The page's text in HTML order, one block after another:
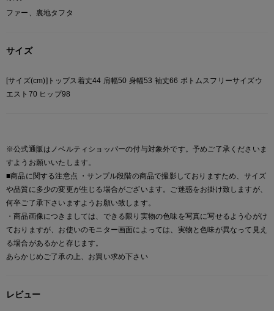
ファー、裏地タフタ
サイズ
[サイズ(cm)]トップス着丈44 肩幅50 身幅53 袖丈66 ボトムスフリーサイズウ
エスト70 ヒップ98
※公式通販はノベルティショッパーの付与対象外です。予めご了承くださいま
すようお願いいたします。
■商品に関する注意点 ・サンプル段階の商品で撮影しておりますため、サイズ
や品質に多少の変更が生じる場合がございます。ご迷惑をお掛け致しますが、
何卒ご了承下さいますようお願い致します。
・商品画像につきましては、できる限り実物の色味を写真に写せるよう心がけ
ておりますが、お使いのモニター画面によっては、実物と色味が異なって見え
る場合があるかと存じます。
あらかじめご了承の上、お買い求め下さい
レビュー